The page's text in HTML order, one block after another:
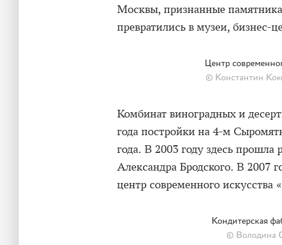
Москвы, признанные
превратились в музеи,
Центр
© Константин
Комбинат виноградных и
года постройки на 4-м
года. В 2003 году здесь прошла
Александра Бродского. В 2007
центр современного
Кондитерская
© Володина